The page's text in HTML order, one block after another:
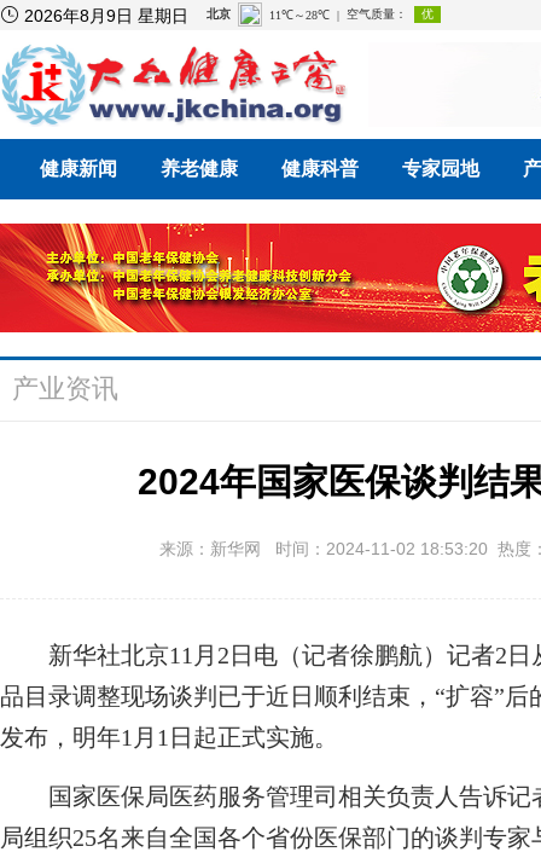
 2026年8月9日 星期日
健康新闻 养老健康 健康科普 专家园地
产业资讯
2024年国家医保谈判结
来源：新华网 时间：2024-11-02 18:53:20 热度
新华社北京11月2日电（记者徐鹏航）记者2日
品目录调整现场谈判已于近日顺利结束，“扩容”
发布，明年1月1日起正式实施。
国家医保局医药服务管理司相关负责人告诉记
局组织25名来自全国各个省份医保部门的谈判专